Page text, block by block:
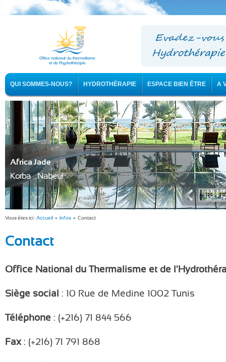
QUI SOMMES-NOUS? HYDROTHÉRAPIE ESPACE BIEN ÊTRE A
Africa Jade
Korba - Nabeul
Vous êtes ici :Accueil » Infos » Contact
Contact
Office National du Thermalisme et de
Siège social : 10 Rue de Medine 1002 Tunis
Téléphone : (+216) 71 844 566
Fax: (+216) 71 791 868